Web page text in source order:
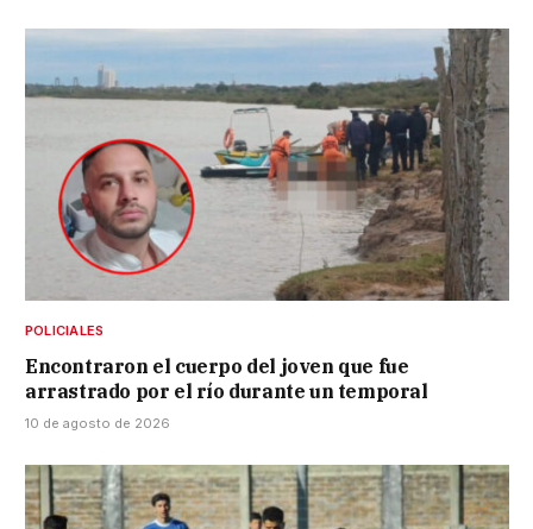
POLICIALES
Encontraron el cuerpo del joven que fue
arrastrado por el río durante un temporal
10 de agosto de 2026